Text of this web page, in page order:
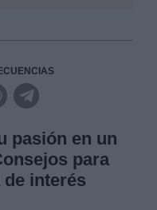
pasión en un
para
interés